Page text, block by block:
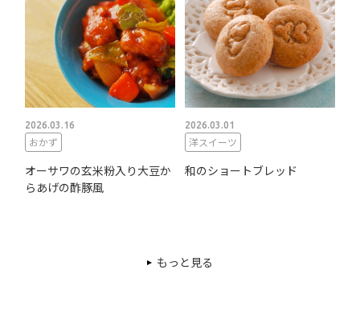
2026.03.16
おかず
オーサワの玄米粉入り大豆か
らあげの酢豚風
2026.03.01
洋スイーツ
和のショートブレッド
もっと見る